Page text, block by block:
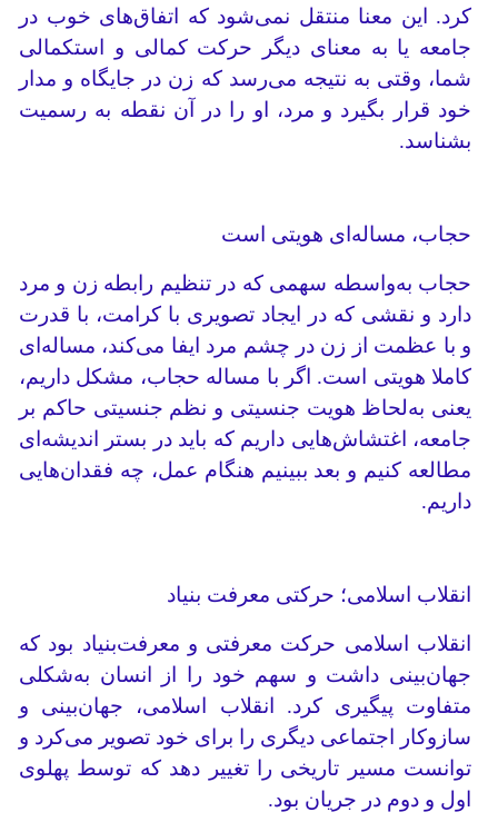
کرد. این معنا منتقل نمی‌شود که اتفاق‌های خوب در
جامعه یا به معنای دیگر حرکت کمالی و استکمالی
شما، وقتی به نتیجه می‌رسد که زن در جایگاه و مدار
خود قرار بگیرد و مرد، او را در آن نقطه به رسمیت
بشناسد.
حجاب، مساله‌ای هویتی است
حجاب به‌واسطه سهمی که در تنظیم رابطه زن و مرد
دارد و نقشی که در ایجاد تصویری با کرامت، با قدرت
و با عظمت از زن در چشم مرد ایفا می‌کند، مساله‌ای
کاملا هویتی است. اگر‌ با مساله حجاب، مشکل داریم،
یعنی به‌لحاظ هویت جنسیتی و نظم جنسیتی حاکم بر
جامعه، اغتشاش‌هایی داریم که باید در بستر اندیشه‌ای
مطالعه کنیم و بعد ببینیم هنگام عمل، چه فقدان‌هایی
داریم.
انقلاب اسلامی؛ حرکتی معرفت بنیاد
انقلاب اسلامی حرکت معرفتی و معرفت‌بنیاد بود که
جهان‌بینی داشت و سهم خود را از انسان به‌شکلی
متفاوت پیگیری کرد. انقلاب اسلامی، جهان‌بینی و
سازوکار اجتماعی دیگری را برای خود تصویر می‌کرد و
توانست مسیر تاریخی را تغییر دهد که توسط پهلوی
اول و دوم در جریان بود.